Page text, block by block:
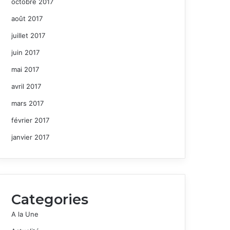
août 2017
juillet 2017
juin 2017
mai 2017
avril 2017
mars 2017
février 2017
janvier 2017
Categories
A la Une